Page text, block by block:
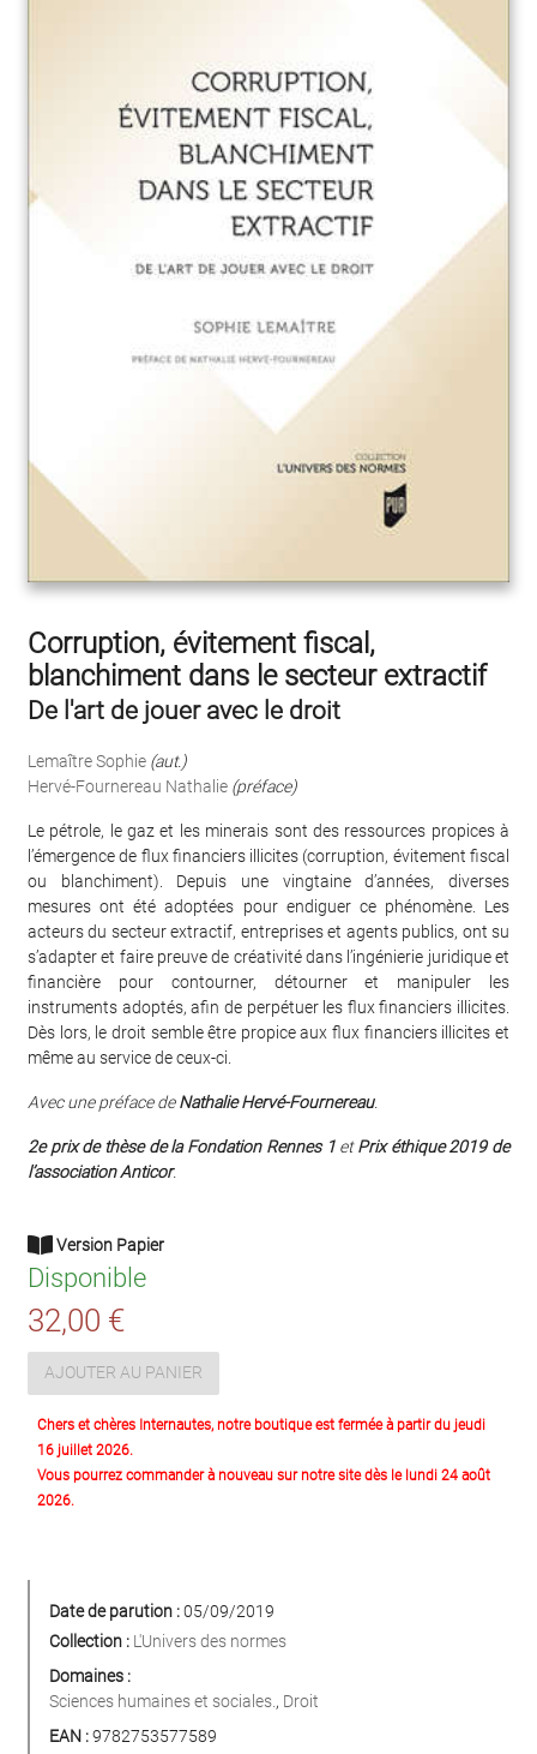
Corruption, évitement fiscal,
blanchiment dans le secteur extractif
De l'art de jouer avec le droit
Lemaître Sophie (aut.)
Hervé-Fournereau Nathalie (préface)
Le pétrole, le gaz et les minerais sont des ressources propices à
l’émergence de flux financiers illicites (corruption, évitement fiscal
ou blanchiment). Depuis une vingtaine d’années, diverses
mesures ont été adoptées pour endiguer ce phénomène. Les
acteurs du secteur extractif, entreprises et agents publics, ont su
s’adapter et faire preuve de créativité dans l’ingénierie juridique et
financière pour contourner, détourner et manipuler les
instruments adoptés, afin de perpétuer les flux financiers illicites.
Dès lors, le droit semble être propice aux flux financiers illicites et
même au service de ceux-ci.
Avec une préface deNathalie Hervé-Fournereau.
2e prix de thèse de la Fondation Rennes 1etPrix éthique 2019 de
l’association Anticor.
Version Papier
Disponible
32,00 €
AJOUTER AU PANIER
Chers et chères Internautes, notre boutique est fermée à partir du jeudi
16 juillet 2026.
Vous pourrez commander à nouveau sur notre site dès le lundi 24 août
2026.
Date de parution :05/09/2019
Collection : L'Univers des normes
Domaines :
Sciences humaines et sociales. , Droit
EAN :9782753577589